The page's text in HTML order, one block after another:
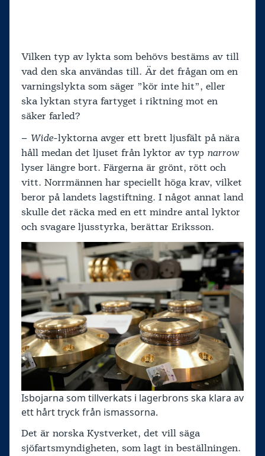
Vilken typ av lykta som behövs bestäms av till
vad den ska användas till. Är det frågan om en
varningslykta som säger ”kör inte hit”, eller
ska lyktan styra fartyget i riktning mot en
säker farled?
– Wide-lyktorna avger ett brett ljusfält på nära
håll medan det ljuset från lyktor av typ narrow
lyser längre bort. Färgerna är grönt, rött och
vitt. Norrmännen har speciellt höga krav, vilket
beror på landets lagstiftning. I något annat land
skulle det räcka med en ett mindre antal lyktor
och svagare ljusstyrka, berättar Eriksson.
Isbojarna som tillverkats i lagerbrons ska klara av
ett hårt tryck från ismassorna.
Det är norska Kystverket, det vill säga
sjöfartsmyndigheten, som lagt in beställningen.